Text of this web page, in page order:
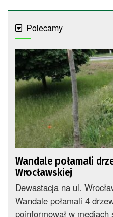
Polecamy
Wandale połamali
Wrocławskiej
Dewastacja na ul.
Wandale połamali 4
poinformował w mediach